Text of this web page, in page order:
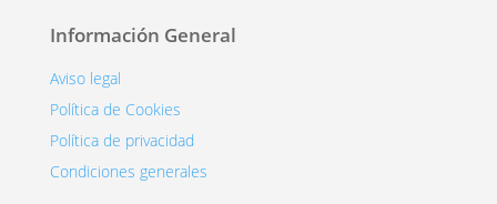
Información General
Aviso legal
Política de Cookies
Política de privacidad
Condiciones generales